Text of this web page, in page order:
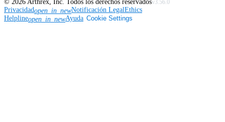
© 2026 Arthrex, Inc. Todos los derechos reservadosv3.56.0
Privacidadopen_in_newNotificación LegalEthics
Helplineopen_in_newAyuda Cookie Settings